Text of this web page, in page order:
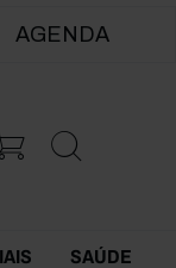
AGENDA
SAÚDE